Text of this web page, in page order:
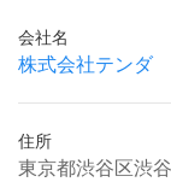
会社名
株式会社テンダ
住所
東京都渋谷区渋